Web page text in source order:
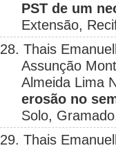
PST de um
Extensão,
28. Thais
Assunção
Almeida Lima
erosão no
Solo,
29. Thais